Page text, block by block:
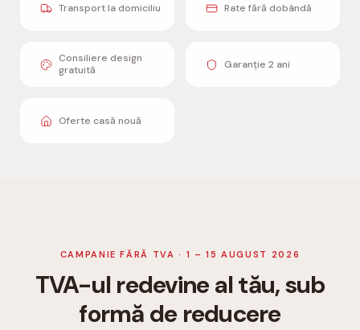
Transport la domiciliu Rate fără dobândă
Consiliere design
gratuită
Garanție 2 ani
Oferte casă nouă
CAMPANIE FĂRĂ TVA · 1 – 15 AUGUST 2026
TVA-ul redevine al tău, sub
formă de reducere